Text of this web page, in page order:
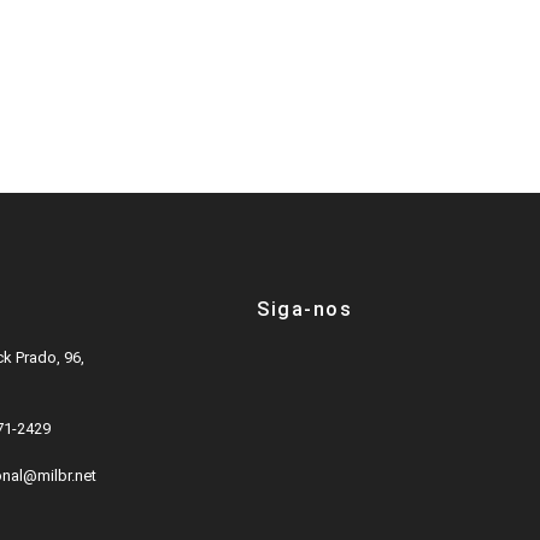
Prado, 96,
2429
Siga-nos